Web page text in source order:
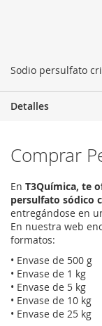
Sodio persulfato
Detalles
Comprar
En T3Química, te
persulfato sódico
entregándose en
En nuestra web
formatos:
• Envase de 500 g
• Envase de 1 kg
• Envase de 5 kg
• Envase de 10 kg
• Envase de 25 kg